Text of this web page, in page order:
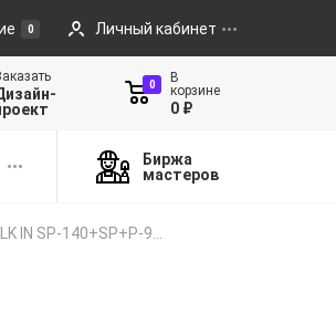
0 Личный кабинет
0
В
корзине
0 ₽
Биржа
мастеров
IN SP-140+SP+P-9...